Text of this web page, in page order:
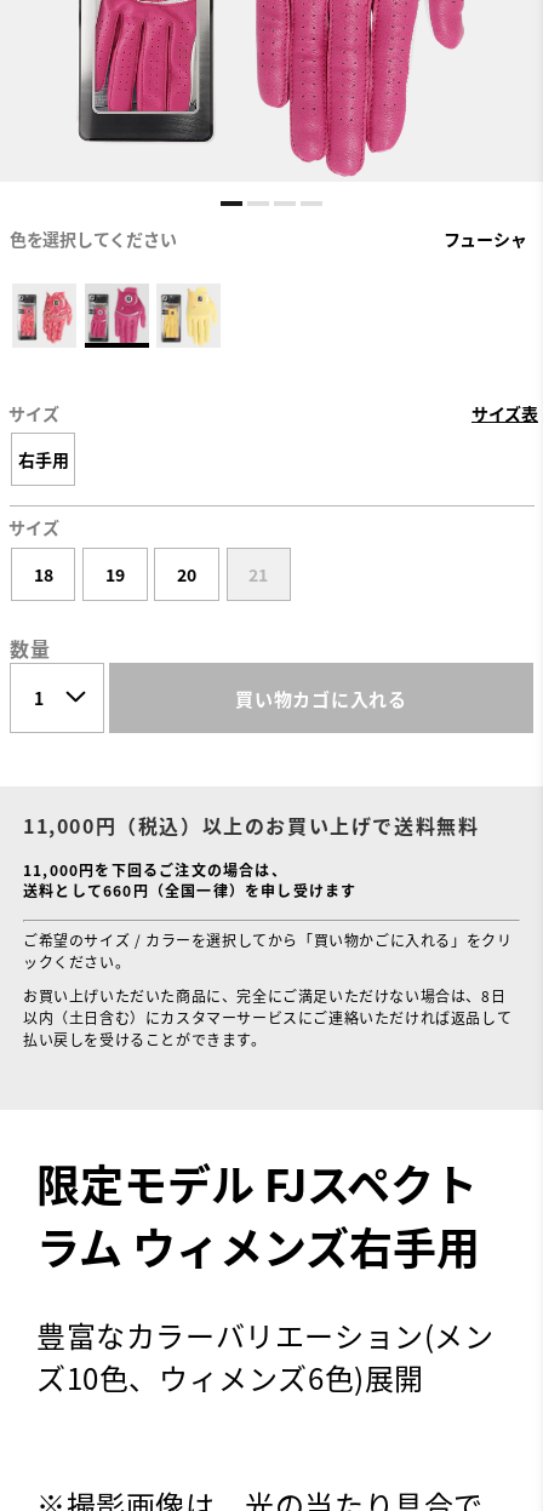
色を選択してください フューシャ
サイズ
サイズ表
右手用
サイズ
18
19 20 21
数量
買い物カゴに入れる
11,000円（税込）以上のお買い上げで送料無料
11,000円を下回るご注文の場合は、
送料として660円（全国一律）を申し受けます
ご希望のサイズ / カラーを選択してから「買い物かごに入れる」をクリ
ックください。
お買い上げいただいた商品に、完全にご満足いただけない場合は、8日
以内（土日含む）にカスタマーサービスにご連絡いただければ返品して
払い戻しを受けることができます。
限定モデル FJスペクト
ラム ウィメンズ右手用
豊富なカラーバリエーション(メン
ズ10色、ウィメンズ6色)展開